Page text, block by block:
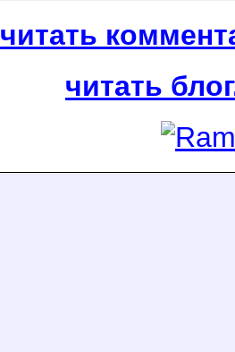
читать
читать